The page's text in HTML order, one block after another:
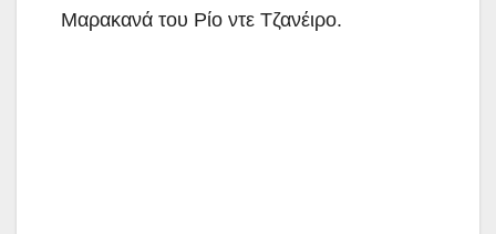
Μαρακανά του Ρίο ντε Τζανέιρο.